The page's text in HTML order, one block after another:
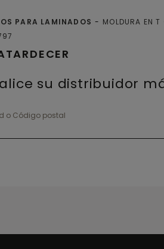
PARA LAMINADOS
MOLDURA EN
su distribuidor
o Código postal